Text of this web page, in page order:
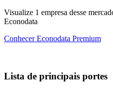
Visualize 1 empresa desse
Econodata
Conhecer Econodata Premium
Lista de principais portes